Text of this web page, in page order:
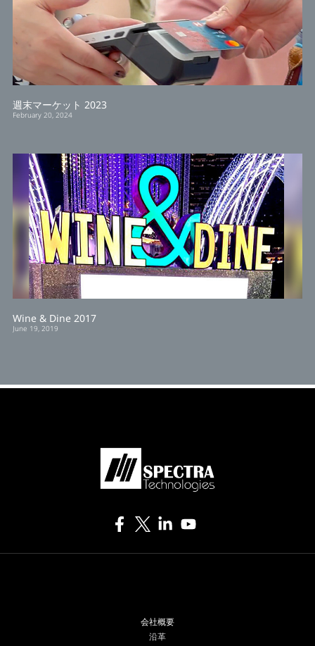
週末マーケット 2023
February 20, 2024
Wine & Dine 2017
June 19, 2019
会社概要
沿革